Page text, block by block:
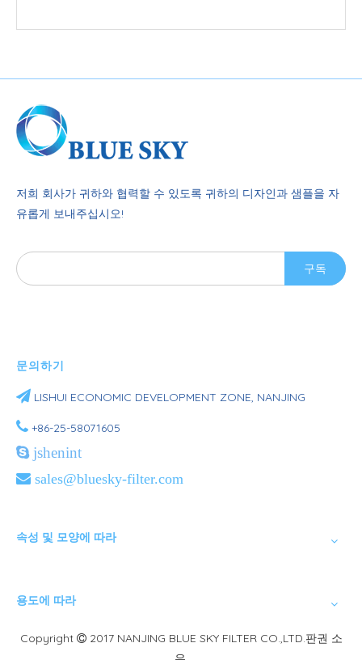
저희 회사가 귀하와 협력할 수 있도록 귀하의 디자인과 샘플을 자
유롭게 보내주십시오!
구독
문의하기
 LISHUI ​​ECONOMIC DEVELOPMENT ZONE, NANJING
 +86-25-58071605
jshenint
 sales@bluesky-filter.com
속성 및 모양에 따라
용도에 따라
Copyright 2017 NANJING BLUE SKY FILTER CO.,LTD.판권 소